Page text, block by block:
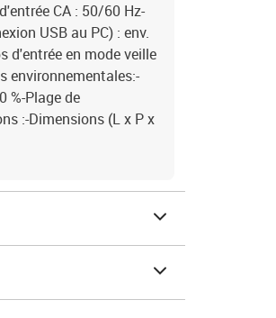
CA : 50/60 Hz-
USB au PC) : env.
d'entrée en mode veille
environnementales:-
%-Plage de
:-Dimensions (L x P x